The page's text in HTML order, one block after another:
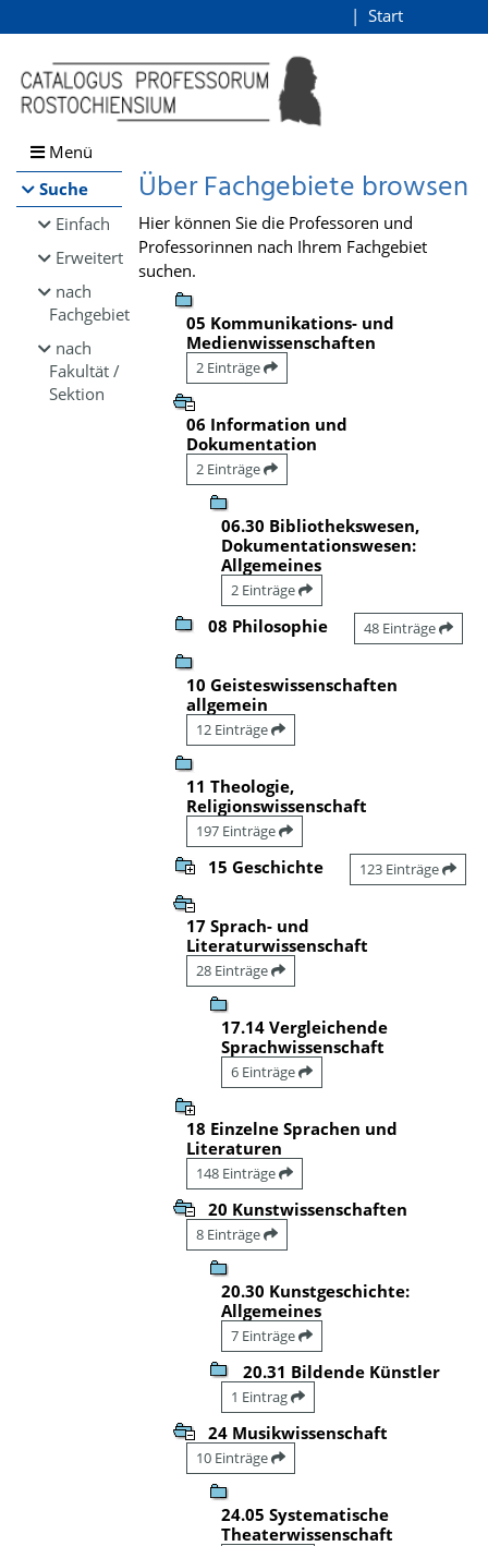
Browsen
direkt zum Inhalt
Start
Menü
Suche
Einfach
Erweitert
nach
Fachgebiet
nach
Fakultät /
Sektion
Über Fachgebiete browsen
Hier können Sie die Professoren und
Professorinnen nach Ihrem Fachgebiet
suchen.
05 Kommunikations- und
Medienwissenschaften
2 Einträge
06 Information und
Dokumentation
2 Einträge
06.30 Bibliothekswesen,
Dokumentationswesen:
Allgemeines
2 Einträge
08 Philosophie 48 Einträge
10 Geisteswissenschaften
allgemein
12 Einträge
11 Theologie,
Religionswissenschaft
197 Einträge
15 Geschichte 123 Einträge
17 Sprach- und
Literaturwissenschaft
28 Einträge
17.14 Vergleichende
Sprachwissenschaft
6 Einträge
18 Einzelne Sprachen und
Literaturen
148 Einträge
20 Kunstwissenschaften
8 Einträge
20.30 Kunstgeschichte:
Allgemeines
7 Einträge
20.31 Bildende Künstler
1 Eintrag
24 Musikwissenschaft
10 Einträge
24.05 Systematische
Theaterwissenschaft